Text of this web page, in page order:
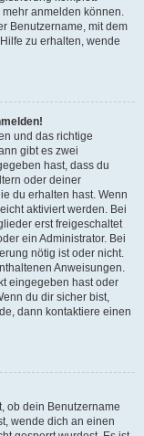
anmelden können.
Benutzername, mit dem
zu erhalten, wende
und das richtige
gibt es zwei
hast, dass du
oder deiner
du erhalten hast. Wenn
aktiviert werden. Bei
erst freigeschaltet
ein Administrator. Bei
nötig ist oder nicht.
Anweisungen.
eingegeben hast oder
du dir sicher bist,
dann kontaktiere einen
ob dein Benutzername
wende dich an einen